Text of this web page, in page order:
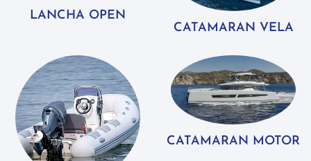
LANCHA OPEN
CATAMARAN VELA
CATAMARAN MOTOR